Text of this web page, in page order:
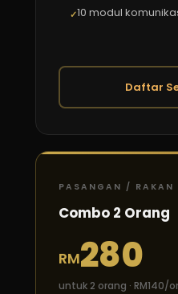
10 modul
Daftar
PASANGAN / RAKAN
Combo 2 Orang
RM280
untuk 2 orang · RM140/